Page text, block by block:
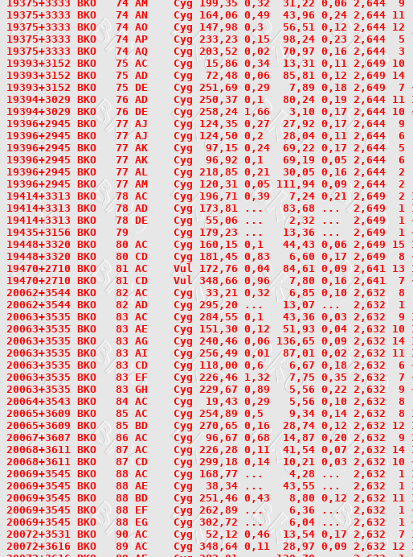
19375+3333 BKO   74 AM    Cyg 199,35 0,32  31,22 0,06 2,644
19375+3333 BKO   74 AN    Cyg 164,06 0,49  43,96 0,24 2,644
19375+3333 BKO   74 AO    Cyg 147,98 0,3   56,51 0,12 2,644
19375+3333 BKO   74 AP    Cyg 233,23 0,15  98,24 0,23 2,644
19375+3333 BKO   74 AQ    Cyg 203,52 0,02  70,97 0,16 2,644
19393+3152 BKO   75 AC    Cyg  15,86 0,34  13,31 0,11 2,649 10
19393+3152 BKO   75 AD    Cyg  72,48 0,06  85,81 0,12 2,649
19393+3152 BKO   75 DE    Cyg 251,69 0,29   7,89 0,18 2,649  7
19394+3029 BKO   76 AD    Cyg 250,37 0,1   80,24 0,19 2,644
19394+3029 BKO   76 DE    Cyg 258,24 1,66   3,10 0,17 2,644 10
19396+2945 BKO   77 AJ    Cyg 124,35 0,27  27,92 0,17 2,644  9
19396+2945 BKO   77 AJ    Cyg 124,50 0,2   28,04 0,11 2,644  6
19396+2945 BKO   77 AK    Cyg  97,15 0,24  69,22 0,17 2,644  5
19396+2945 BKO   77 AK    Cyg  96,92 0,1   69,19 0,05 2,644  6
19396+2945 BKO   77 AL    Cyg 218,85 0,21  30,05 0,16 2,644  2
19396+2945 BKO   77 AM    Cyg 120,31 0,05 111,94 0,09 2,644
19414+3313 BKO   78 AC    Cyg 196,71 0,39   7,24 0,21 2,649  2
19414+3313 BKO   78 AD    Cyg 173,81 ...   83,68 ...  2,649  1
19414+3313 BKO   78 DE    Cyg  55,06 ...    2,32 ...  2,649  1
19435+3156 BKO   79
Cyg 179,23 ...   13,36 ...  2,649  1
19448+3320 BKO   80 AC    Cyg 160,15 0,1   44,43 0,06 2,649
19448+3320 BKO   80 CD    Cyg 181,45 0,83   6,60 0,17 2,649  8
19470+2710 BKO   81 AC    Vul 172,76 0,04  84,61 0,09 2,641 13
19470+2710 BKO   81 CD    Vul 348,66 0,96   7,80 0,16 2,641  7
20062+3544 BKO   82 AC    Cyg  33,21 0,32   6,85 0,10 2,632
20062+3544 BKO   82 AD    Cyg 295,20 ...   13,07 ...  2,632
20063+3535 BKO   83 AC    Cyg 284,55 0,1   43,36 0,03 2,632  9
20063+3535 BKO   83 AE    Cyg 151,30 0,12  51,93 0,04 2,632
20063+3535 BKO   83 AG    Cyg 240,46 0,06 136,65 0,09 2,632
20063+3535 BKO   83 AI    Cyg 256,49 0,01  87,01 0,02 2,632
20063+3535 BKO   83 CD    Cyg 118,00 0,6    6,67 0,18 2,632  6
20063+3535 BKO   83 EF    Cyg 226,46 1,32   7,75 0,35 2,632  7
20063+3535 BKO   83 GH    Cyg 229,67 0,89   5,56 0,22 2,632  9
20064+3543 BKO   84 AC    Cyg  19,43 0,29   5,56 0,10 2,632  8
20065+3609 BKO   85 AC    Cyg 254,89 0,5    9,34 0,14 2,632  8
20065+3609 BKO   85 BD    Cyg 270,65 0,16  28,74 0,12 2,632
20067+3607 BKO   86 AC    Cyg  96,67 0,68  14,87 0,20 2,632  9
20068+3611 BKO   87 AC    Cyg 226,28 0,11  41,54 0,07 2,632 14
20068+3611 BKO   87 CD    Cyg 299,18 0,14  10,21 0,03 2,632 10
20069+3545 BKO   88 AC    Cyg 168,77 ...    4,28 ...  2,632  1
20069+3545 BKO   88 AE    Cyg  38,34 ...   43,55 ...  2,632  1
20069+3545 BKO   88 BD    Cyg 251,46 0,43   8,80 0,12 2,632
20069+3545 BKO   88 EF    Cyg 262,89 ...    6,36 ...  2,632  1
20069+3545 BKO   88 EG    Cyg 302,72 ...    6,04 ...  2,632  1
20072+3531 BKO   90 AC    Cyg  52,12 0,46  13,54 0,17 2,632  7
20072+3616 BKO   89 AC    Cyg 348,64 0,11  28,97 0,09 2,632 12